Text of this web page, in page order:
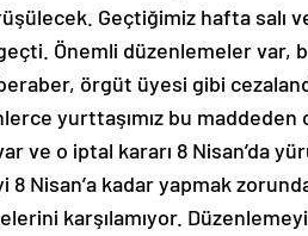
Geçtiğimiz hafta
Önemli düzenlemeler var,
örgüt üyesi gibi
yurttaşımız bu maddeden
ve o iptal kararı 8 Nisan’da
8 Nisan’a kadar yapmak
karşılamıyor.